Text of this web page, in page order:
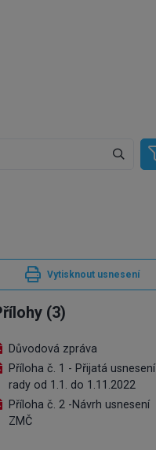
Vytisknout usnesení
(3)
Důvodová zpráva
Příloha č. 1 - Přijatá usnesení
rady od 1.1. do 1.11.2022
Příloha č. 2 -Návrh usnesení
ZMČ